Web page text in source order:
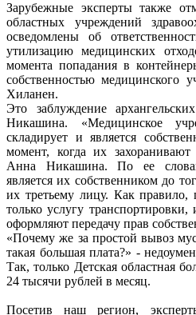
Зарубежные эксперты также
областных учреждений
осведомлены об
утилизацию медицинских
момента попадания в
собственностью медицинского
Хиланен.
Это заблуждение
Никашина. «Медицинское
складирует и является
момент, когда их
Анна Никашина. По ее
является их собственником до
их третьему лицу. Как правило,
только услугу
оформляют передачу прав
«Почему же за простой вывоз
такая большая плата?» -
Так, только Детская областная
24 тысячи рублей в месяц.
Посетив наш регион,